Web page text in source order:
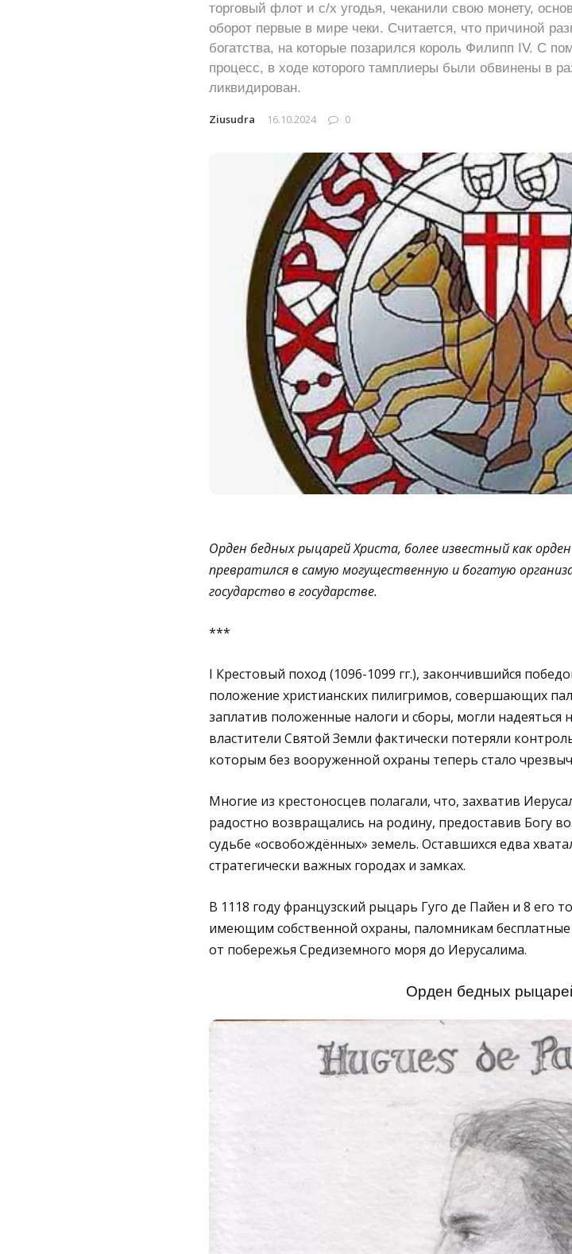
торговый флот и с/х угодья, чеканили свою монету,
оборот первые в мире чеки. Считается, что причиной
богатства, на которые позарился король Филипп IV. С
процесс, в ходе которого тамплиеры были обвинены в
ликвидирован.
Ziusudra 16.10.2024 0
Орден бедных рыцарей Христа, более известный как
превратился в самую могущественную и богатую
государство в государстве.
***
I Крестовый поход (1096-1099 гг.), закончившийся
положение христианских пилигримов, совершающих
заплатив положенные налоги и сборы, могли
властители Святой Земли фактически потеряли
которым без вооруженной охраны теперь стало
Многие из крестоносцев полагали, что, захватив
радостно возвращались на родину, предоставив Богу
судьбе «освобождённых» земель. Оставшихся едва
стратегически важных городах и замках.
В 1118 году французский рыцарь Гуго де Пайен и 8
имеющим собственной охраны, паломникам
от побережья Средиземного моря до Иерусалима.
Орден бедных